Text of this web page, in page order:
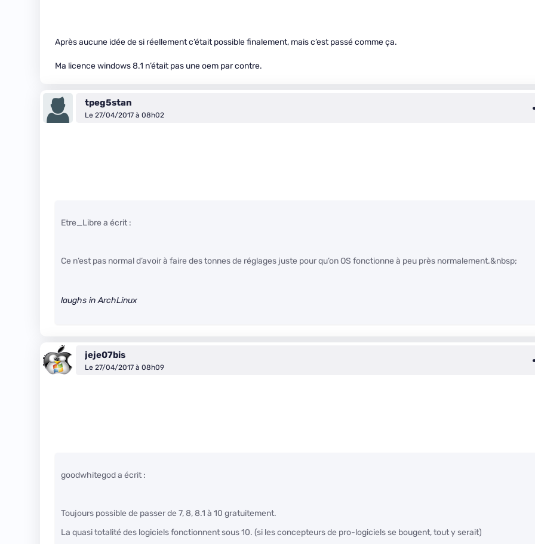
Après aucune idée de si réellement c’était possible finalement, mais c’est passé comme ça.
Ma licence windows 8.1 n’était pas une oem par contre.
tpeg5stan
Le 27/04/2017 à 08h02
Etre_Libre a écrit :
Ce n’est pas normal d’avoir à faire des tonnes de réglages juste pour qu’on OS fonctionne à peu près normalement.&nbsp;
laughs in ArchLinux
jeje07bis
Le 27/04/2017 à 08h09
goodwhitegod a écrit :
Toujours possible de passer de 7, 8, 8.1 à 10 gratuitement.
La quasi totalité des logiciels fonctionnent sous 10. (si les concepteurs de pro-logiciels se bougent, tout y serait)